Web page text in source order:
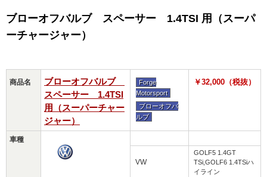
ブローオフバルブ スペーサー 1.4TSI 用（スーパ
ーチャージャー）
商品名
ブローオフバルブ
スペーサー 1.4TSI
用（スーパーチャー
ジャー）
Forge
Motorsport
ブローオフバ
ルブ
￥32,000（税抜）
車種
VW
GOLF5 1.4GT
TSi,GOLF6 1.4TSiハ
イライン